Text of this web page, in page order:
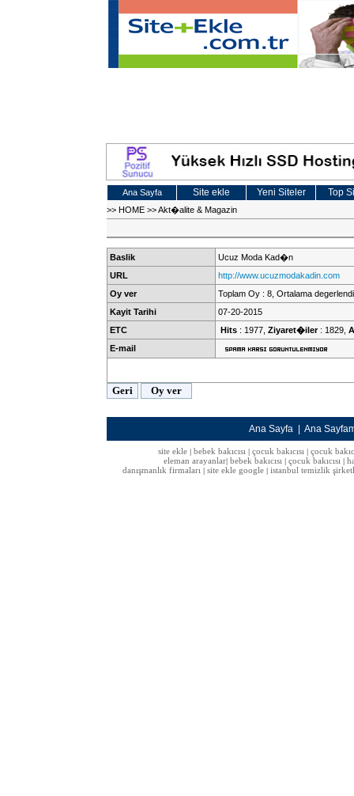
Ana Sayfa Site ekle Yeni Siteler Top
>> HOME >>Akt�alite & Magazin
Baslik
Ucuz Moda Kad�n
URL
http://www.ucuzmodakadin.com
Oy ver
Toplam Oy : 8, Ortalama
Kayit Tarihi
07-20-2015
ETC
Hits : 1977, Ziyaret�iler: 1829,
E-mail
Ana Sayfa Ana
site ekle| bebek bakıcısı| çocuk bakıcısı| çocuk
eleman arayanlar bebek bakıcısı çocuk bakıcısı
danışmanlık firmaları
site ekle google istanbul temizlik